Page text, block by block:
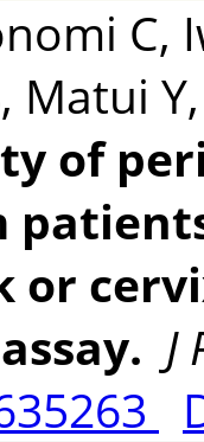
C,
Matui
of
or
J